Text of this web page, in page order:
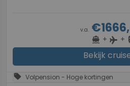
v.a.
directions_boat + flight +
Bekijk
sell Volpension - Hoge kortingen